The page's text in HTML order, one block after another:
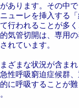
あります。その中
ューレを挿入する
行われることが多
気管切開は、専用
れています。
ざまな状況が含ま
性呼吸窮迫症候群
に呼吸することが